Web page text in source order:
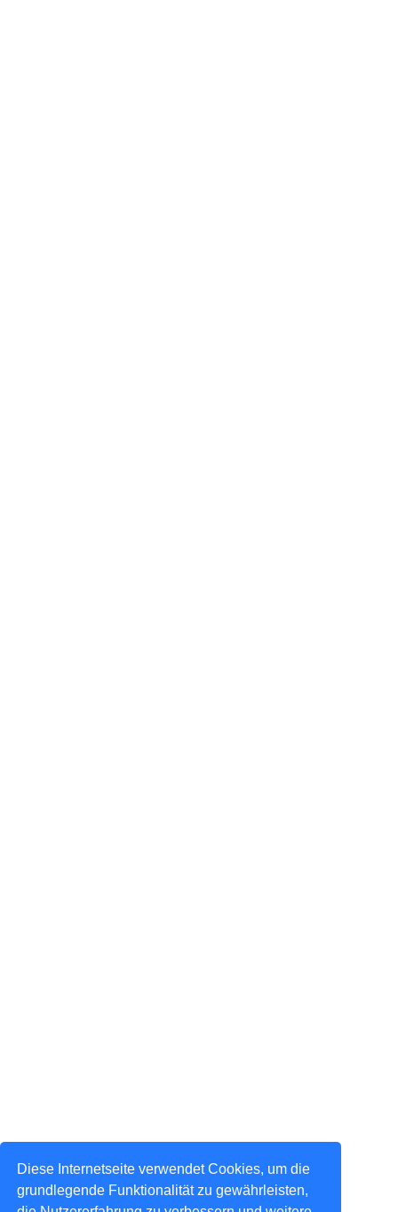
Diese Internetseite verwendet Cookies, um die
grundlegende Funktionalität zu gewährleisten,